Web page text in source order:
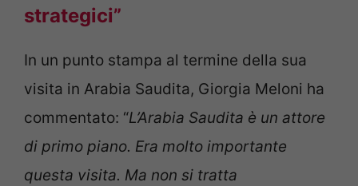
strategici”
In un punto stampa al termine della sua
visita in Arabia Saudita, Giorgia Meloni ha
commentato: “L’Arabia Saudita è un attore
di primo piano. Era molto importante
questa visita. Ma non si tratta